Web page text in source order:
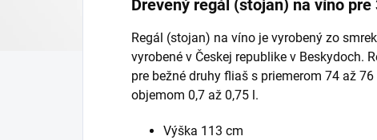
Drevený regál (stojan) na víno pre
Regál (stojan) na víno je vyrobený zo
vyrobené v Českej republike v Beskydoch.
pre bežné druhy fliaš s priemerom 74 až
objemom 0,7 až 0,75 l.
Výška 113 cm